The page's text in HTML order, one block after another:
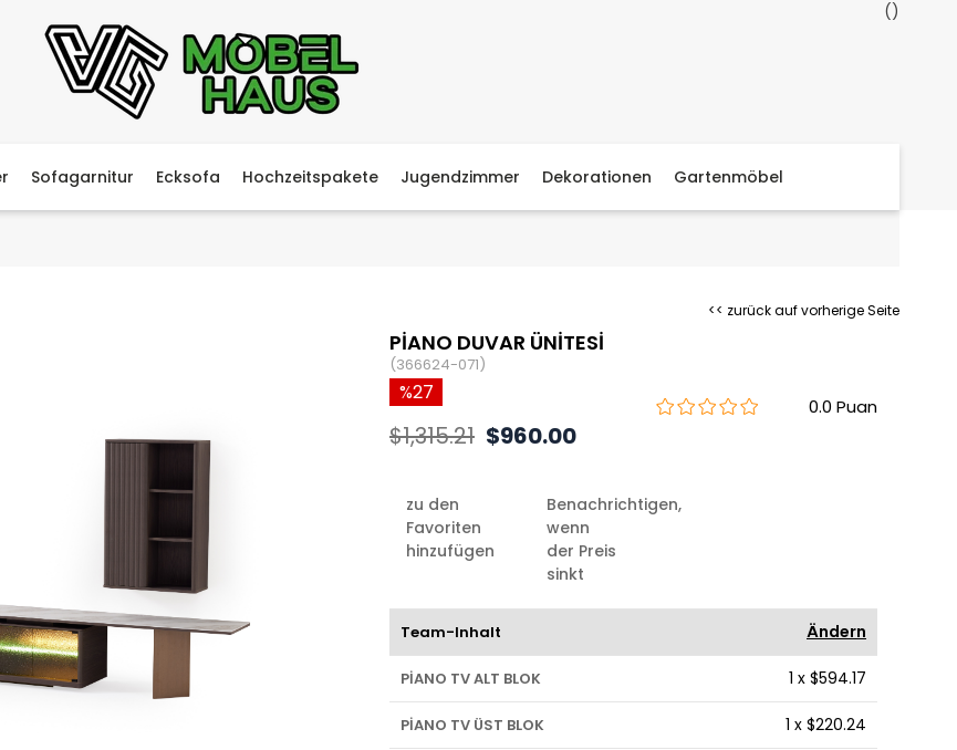
Sofagarnitur Ecksofa Hochzeitspakete Jugendzimmer Dekorationen Gartenmöbel
<< zurück auf vorherige Seite
PİANO DUVAR ÜNİTESİ
(366624-071)
0.0
27
$1,315.21 $960.00
zu den
Favoriten
hinzufügen
Benachrichtigen,
wenn
der Preis
sinkt
Team-Inhalt Ändern
PİANO TV ALT BLOK 1 x $594.17
PİANO TV ÜST BLOK 1 x $220.24